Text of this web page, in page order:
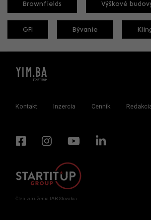
Brownfields Výškové
GFI Bývanie
Kontakt Inzercia Cenník
Člen združenia IAB Slovakia